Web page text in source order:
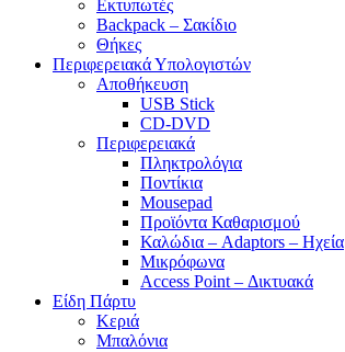
Εκτυπωτές
Backpack – Σακίδιο
Θήκες
Περιφερειακά Υπολογιστών
Αποθήκευση
USB Stick
CD-DVD
Περιφερειακά
Πληκτρολόγια
Ποντίκια
Mousepad
Προϊόντα Καθαρισμού
Καλώδια – Adaptors – Ηχεία
Μικρόφωνα
Access Point – Δικτυακά
Είδη Πάρτυ
Κεριά
Μπαλόνια